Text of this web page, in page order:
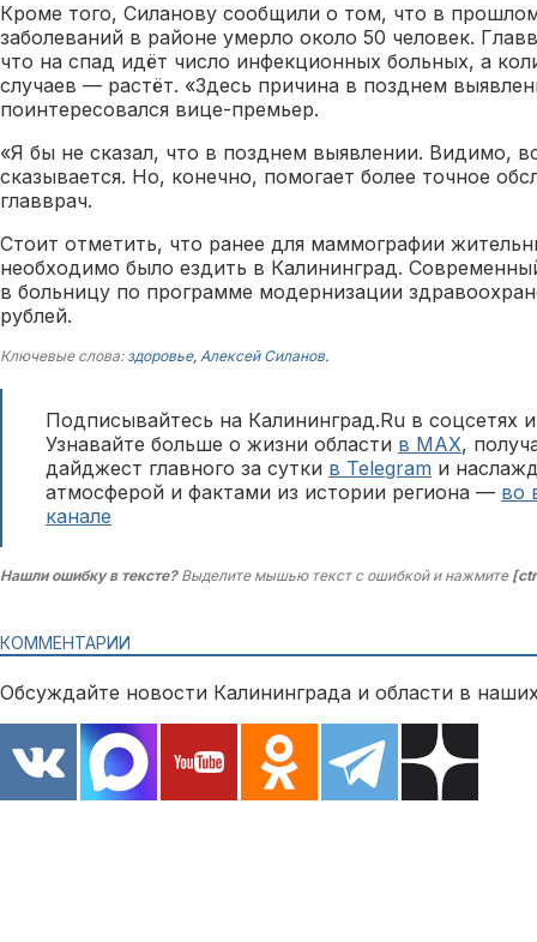
Кроме того, Силанову сообщили о том, что в
заболеваний в районе умерло около 50 человек.
что на спад идёт число инфекционных больных, а
случаев — растёт. «Здесь причина в позднем
поинтересовался вице-премьер.
«Я бы не сказал, что в позднем выявлении. Видимо,
сказывается. Но, конечно, помогает более точное
главврач.
Стоит отметить, что ранее для маммографии
необходимо было ездить в Калининград.
в больницу по программе модернизации
рублей.
Ключевые слова: здоровье, Алексей Силанов.
Подписывайтесь на Калининград.Ru в соцсетях
Узнавайте больше о жизни области в MAX,
дайджест главного за сутки в Telegram и
атмосферой и фактами из истории региона — во
канале
Нашли ошибку в тексте?Выделите мышью текст с ошибкой и нажмите
КОММЕНТАРИИ
Обсуждайте новости Калининграда и области в